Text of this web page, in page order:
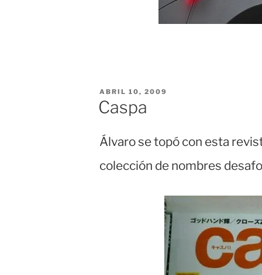
PUBLICADO
EL
ABRIL 10, 2009
Caspa
Álvaro se topó con esta
colección de nombres